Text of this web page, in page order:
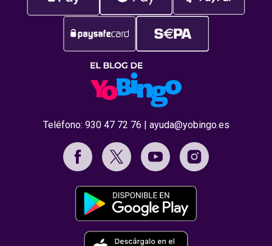
Teléfono: 930 47 72 76 | ayuda@yobingo.es